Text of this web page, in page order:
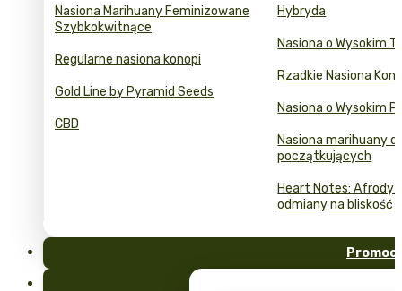
Nasiona Marihuany Feminizowane
Szybkokwitnące
Regularne nasiona konopi
Gold Line by Pyramid Seeds
CBD
Hybryda
Nasiona o Wysokim
Rzadkie Nasiona
Nasiona o Wysokim
Nasiona marihuany
początkujących
Heart Notes:
odmiany na bliskość